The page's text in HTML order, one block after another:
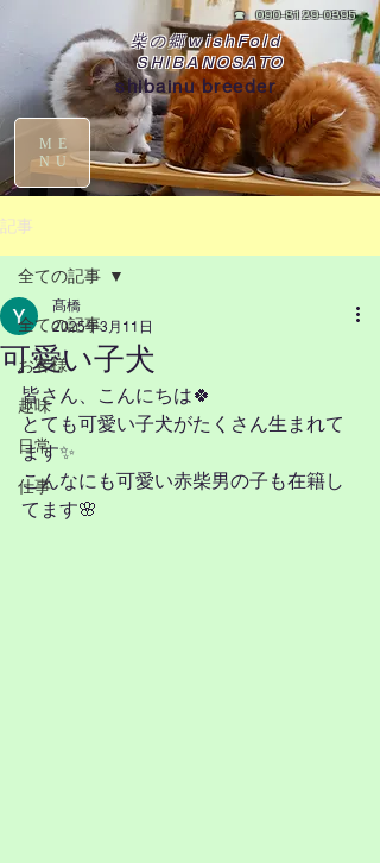
☎090-8129-0395
柴の郷wishFold
SHIBANOSATO
shibainu breeder
ME
NU
記事
全ての記事
お客様
趣味
日常
仕事
全ての記事
可愛い子犬
髙橋
2025年3月11日
皆さん、こんにちは🍀
とても可愛い子犬がたくさん生まれて
ます✨
こんなにも可愛い赤柴男の子も在籍し
てます🌸